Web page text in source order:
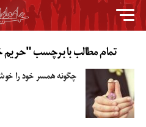
تمام مطالب با برچسب
چگونه همسر خود را